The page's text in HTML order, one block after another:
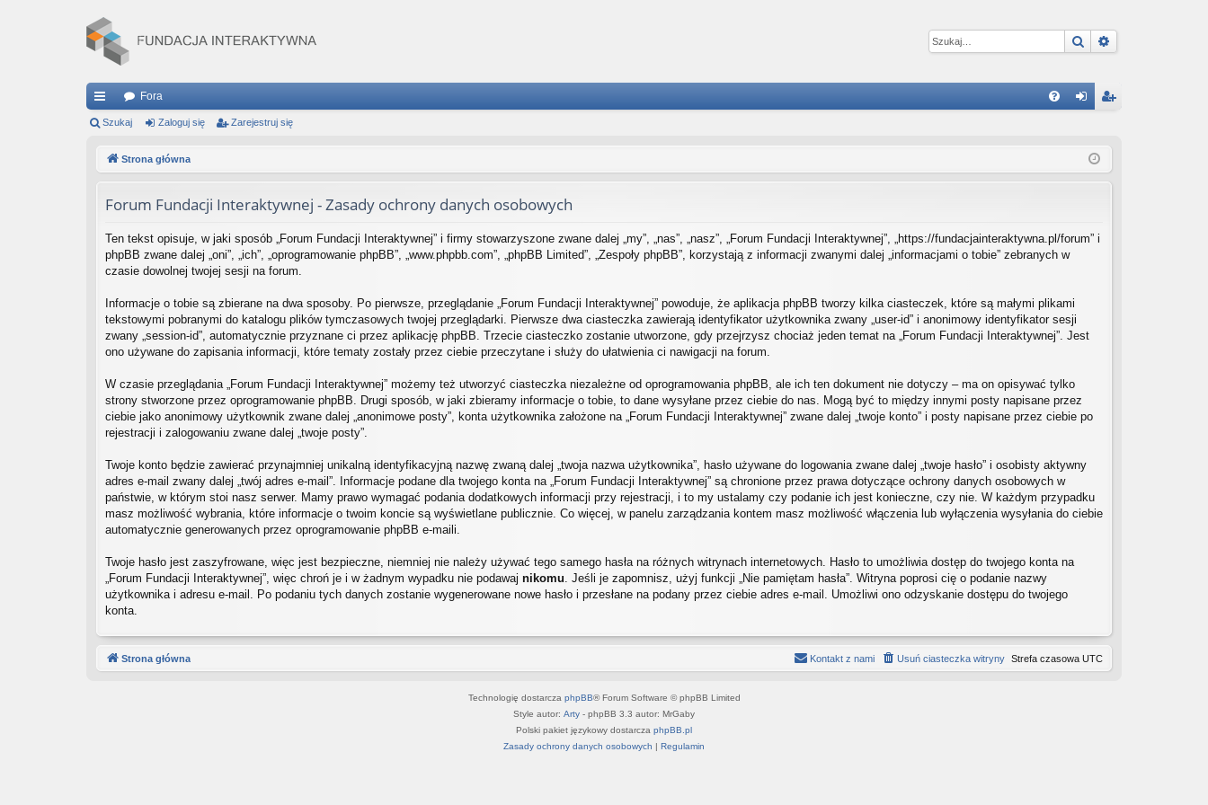
Szukaj
ię
Fora
ej
Szukaj Zaloguj się Zarejestruj się
Strona główna
Forum Fundacji Interaktywnej - Zasady ochrony danych osobowych
Ten tekst opisuje, w jaki sposób „Forum Fundacji Interaktywnej” i firmy stowarzyszone zwane dalej „my”, „nas”, „nasz”, „Forum Fundacji Interaktywnej”, „https://fundacjainteraktywna.pl/forum” i
phpBB zwane dalej „oni”, „ich”, „oprogramowanie phpBB”, „www.phpbb.com”, „phpBB Limited”, „Zespoły phpBB”, korzystają z informacji zwanymi dalej „informacjami o tobie” zebranych w
czasie dowolnej twojej sesji na forum.
Informacje o tobie są zbierane na dwa sposoby. Po pierwsze, przeglądanie „Forum Fundacji Interaktywnej” powoduje, że aplikacja phpBB tworzy kilka ciasteczek, które są małymi plikami
tekstowymi pobranymi do katalogu plików tymczasowych twojej przeglądarki. Pierwsze dwa ciasteczka zawierają identyfikator użytkownika zwany „user-id” i anonimowy identyfikator sesji
zwany „session-id”, automatycznie przyznane ci przez aplikację phpBB. Trzecie ciasteczko zostanie utworzone, gdy przejrzysz chociaż jeden temat na „Forum Fundacji Interaktywnej”. Jest
ono używane do zapisania informacji, które tematy zostały przez ciebie przeczytane i służy do ułatwienia ci nawigacji na forum.
W czasie przeglądania „Forum Fundacji Interaktywnej” możemy też utworzyć ciasteczka niezależne od oprogramowania phpBB, ale ich ten dokument nie dotyczy – ma on opisywać tylko
strony stworzone przez oprogramowanie phpBB. Drugi sposób, w jaki zbieramy informacje o tobie, to dane wysyłane przez ciebie do nas. Mogą być to między innymi posty napisane przez
ciebie jako anonimowy użytkownik zwane dalej „anonimowe posty”, konta użytkownika założone na „Forum Fundacji Interaktywnej” zwane dalej „twoje konto” i posty napisane przez ciebie po
rejestracji i zalogowaniu zwane dalej „twoje posty”.
Twoje konto będzie zawierać przynajmniej unikalną identyfikacyjną nazwę zwaną dalej „twoja nazwa użytkownika”, hasło używane do logowania zwane dalej „twoje hasło” i osobisty aktywny
adres e-mail zwany dalej „twój adres e-mail”. Informacje podane dla twojego konta na „Forum Fundacji Interaktywnej” są chronione przez prawa dotyczące ochrony danych osobowych w
państwie, w którym stoi nasz serwer. Mamy prawo wymagać podania dodatkowych informacji przy rejestracji, i to my ustalamy czy podanie ich jest konieczne, czy nie. W każdym przypadku
masz możliwość wybrania, które informacje o twoim koncie są wyświetlane publicznie. Co więcej, w panelu zarządzania kontem masz możliwość włączenia lub wyłączenia wysyłania do ciebie
automatycznie generowanych przez oprogramowanie phpBB e-maili.
Twoje hasło jest zaszyfrowane, więc jest bezpieczne, niemniej nie należy używać tego samego hasła na różnych witrynach internetowych. Hasło to umożliwia dostęp do twojego konta na
„Forum Fundacji Interaktywnej”, więc chroń je i w żadnym wypadku nie podawaj nikomu . Jeśli je zapomnisz, użyj funkcji „Nie pamiętam hasła”. Witryna poprosi cię o podanie nazwy
użytkownika i adresu e-mail. Po podaniu tych danych zostanie wygenerowane nowe hasło i przesłane na podany przez ciebie adres e-mail. Umożliwi ono odzyskanie dostępu do twojego
konta.
Strona główna Strefa czasowa UTC
Usuń ciasteczka witryny
Kontakt z nami
Technologię dostarcza phpBB® Forum Software © phpBB Limited
Style autor: Arty - phpBB 3.3 autor: MrGaby
Polski pakiet językowy dostarcza phpBB.pl
Zasady ochrony danych osobowych | Regulamin